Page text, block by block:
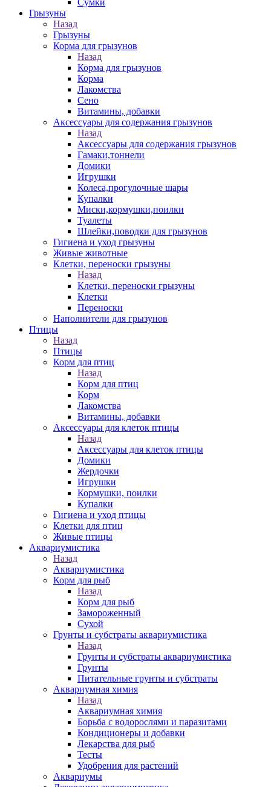
Сумки
Грызуны
Назад
Грызуны
Корма для грызунов
Назад
Корма для грызунов
Корма
Лакомства
Сено
Витамины, добавки
Аксессуары для содержания грызунов
Назад
Аксессуары для содержания грызунов
Гамаки,тоннели
Домики
Игрушки
Колеса,прогулочные шары
Купалки
Миски,кормушки,поилки
Туалеты
Шлейки,поводки для грызунов
Гигиена и уход грызуны
Живые животные
Клетки, переноски грызуны
Назад
Клетки, переноски грызуны
Клетки
Переноски
Наполнители для грызунов
Птицы
Назад
Птицы
Корм для птиц
Назад
Корм для птиц
Корм
Лакомства
Витамины, добавки
Аксессуары для клеток птицы
Назад
Аксессуары для клеток птицы
Домики
Жердочки
Игрушки
Кормушки, поилки
Купалки
Гигиена и уход птицы
Клетки для птиц
Живые птицы
Аквариумистика
Назад
Аквариумистика
Корм для рыб
Назад
Корм для рыб
Замороженный
Сухой
Грунты и субстраты аквариумистика
Назад
Грунты и субстраты аквариумистика
Грунты
Питательные грунты и субстраты
Аквариумная химия
Назад
Аквариумная химия
Борьба с водорослями и паразитами
Кондиционеры и добавки
Лекарства для рыб
Тесты
Удобрения для растений
Аквариумы